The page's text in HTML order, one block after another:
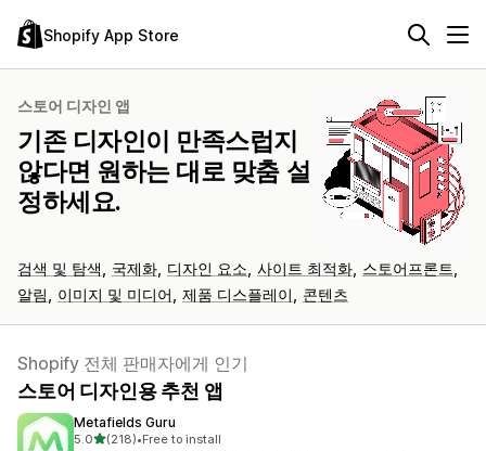
Shopify App Store
스토어 디자인 앱
기존 디자인이 만족스럽지
않다면 원하는 대로 맞춤 설
정하세요.
검색 및 탐색 국제화 디자인 요소 사이트 최적화 스토어프론트
알림
이미지 및 미디어 제품 디스플레이 콘텐츠
Shopify 전체 판매자에게 인기
스토어 디자인용 추천 앱
Metafields Guru
5.0별 5개 중
(218)
총 리뷰 218개
•Free to install